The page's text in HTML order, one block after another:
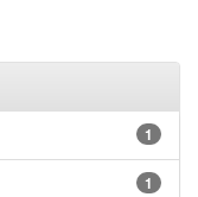
1
1